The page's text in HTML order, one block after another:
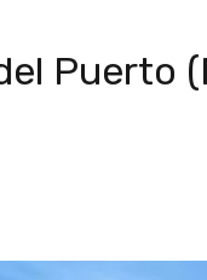
Puerto